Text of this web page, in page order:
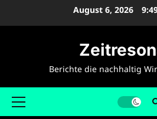
August 6, 2026
Berichte die nachhaltig
Primary